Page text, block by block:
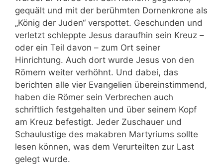
gequält und mit der berühmten Dornenkrone als
„König der Juden“ verspottet. Geschunden und
verletzt schleppte Jesus daraufhin sein Kreuz –
oder ein Teil davon – zum Ort seiner
Hinrichtung. Auch dort wurde Jesus von den
Römern weiter verhöhnt. Und dabei, das
berichten alle vier Evangelien übereinstimmend,
haben die Römer sein Verbrechen auch
schriftlich festgehalten und über seinem Kopf
am Kreuz befestigt. Jeder Zuschauer und
Schaulustige des makabren Martyriums sollte
lesen können, was dem Verurteilten zur Last
gelegt wurde.